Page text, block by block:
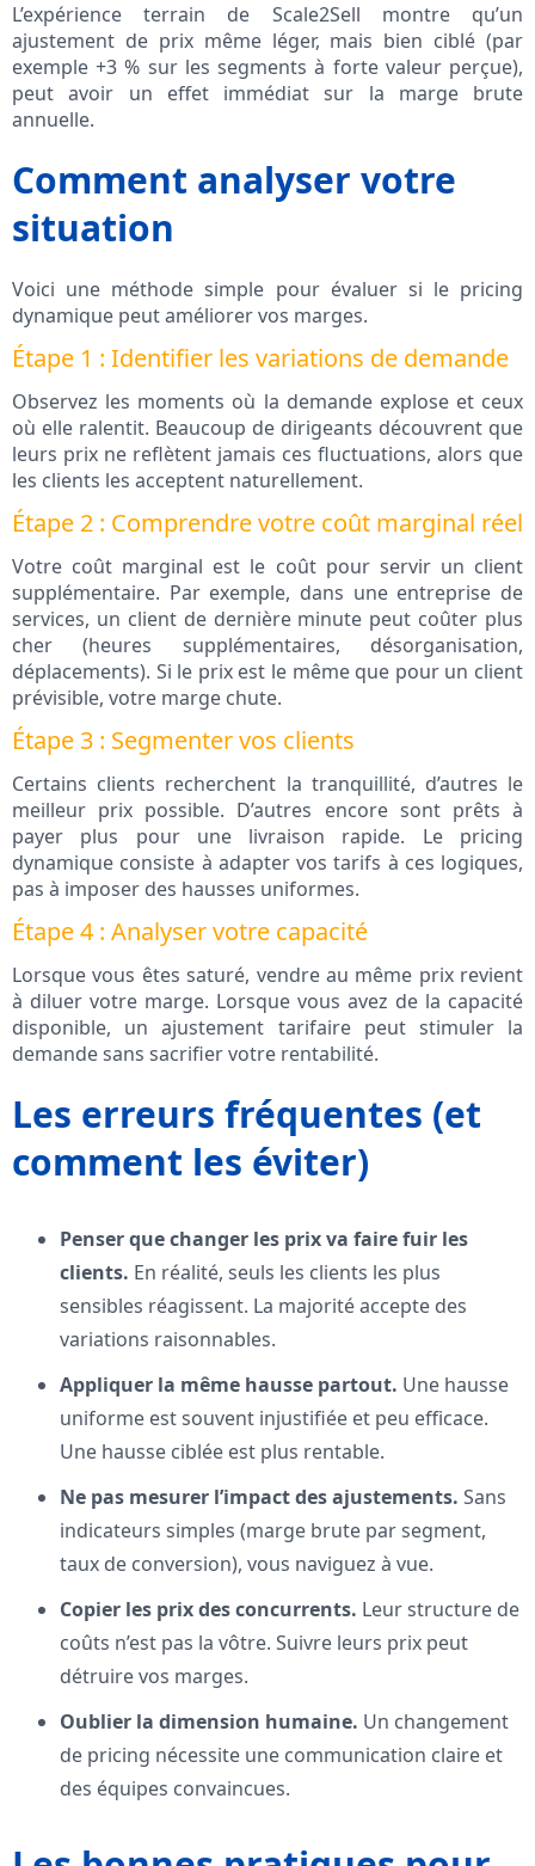
L’expérience terrain de Scale2Sell montre qu’un
ajustement de prix même léger, mais bien ciblé (par
exemple +3 % sur les segments à forte valeur perçue),
peut avoir un effet immédiat sur la marge brute
annuelle.
Comment analyser votre
situation
Voici une méthode simple pour évaluer si le pricing
dynamique peut améliorer vos marges.
Étape 1 : Identifier les variations de demande
Observez les moments où la demande explose et ceux
où elle ralentit. Beaucoup de dirigeants découvrent que
leurs prix ne reflètent jamais ces fluctuations, alors que
les clients les acceptent naturellement.
Étape 2 : Comprendre votre coût marginal réel
Votre coût marginal est le coût pour servir un client
supplémentaire. Par exemple, dans une entreprise de
services, un client de dernière minute peut coûter plus
cher (heures supplémentaires, désorganisation,
déplacements). Si le prix est le même que pour un client
prévisible, votre marge chute.
Étape 3 : Segmenter vos clients
Certains clients recherchent la tranquillité, d’autres le
meilleur prix possible. D’autres encore sont prêts à
payer plus pour une livraison rapide. Le pricing
dynamique consiste à adapter vos tarifs à ces logiques,
pas à imposer des hausses uniformes.
Étape 4 : Analyser votre capacité
Lorsque vous êtes saturé, vendre au même prix revient
à diluer votre marge. Lorsque vous avez de la capacité
disponible, un ajustement tarifaire peut stimuler la
demande sans sacrifier votre rentabilité.
Les erreurs fréquentes (et
comment les éviter)
Penser que changer les prix va faire fuir les
clients. En réalité, seuls les clients les plus
sensibles réagissent. La majorité accepte des
variations raisonnables.
Appliquer la même hausse partout. Une hausse
uniforme est souvent injustifiée et peu efficace.
Une hausse ciblée est plus rentable.
Ne pas mesurer l’impact des ajustements. Sans
indicateurs simples (marge brute par segment,
taux de conversion), vous naviguez à vue.
Copier les prix des concurrents. Leur structure de
coûts n’est pas la vôtre. Suivre leurs prix peut
détruire vos marges.
Oublier la dimension humaine. Un changement
de pricing nécessite une communication claire et
des équipes convaincues.